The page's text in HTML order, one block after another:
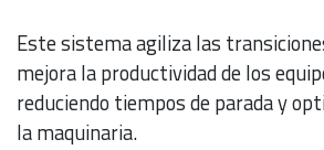
Este sistema agiliza las
mejora la productividad de los
reduciendo tiempos de parada y
la maquinaria.